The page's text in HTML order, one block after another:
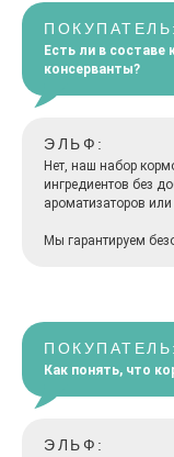
ПОКУПАТЕЛЬ:
Есть ли в составе
консерванты?
ЭЛЬФ:
Нет, наш набор
ингредиентов без
ароматизаторов или
Мы гарантируем
ПОКУПАТЕЛЬ:
Как понять, что
ЭЛЬФ: